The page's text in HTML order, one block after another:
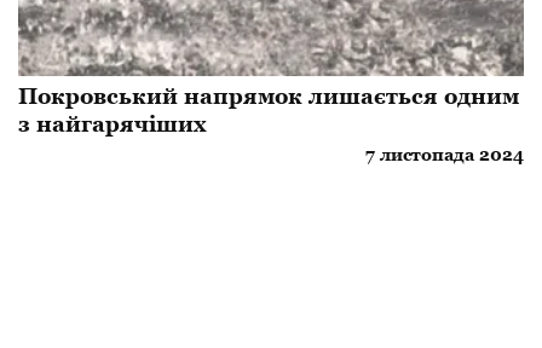
​Покровський напрямок лишається одним
з найгарячіших
7 листопада 2024